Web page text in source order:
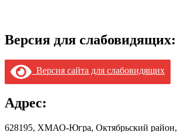
Версия для слабовидящих:
Версия сайта для слабовидящих
Адрес:
628195, ХМАО-Югра, Октябрьский район,